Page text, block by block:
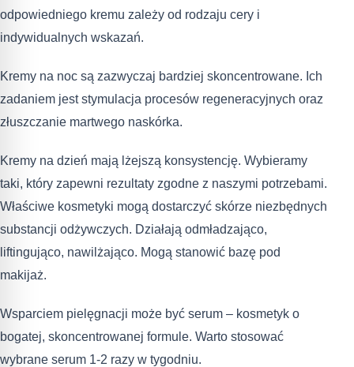
odpowiedniego kremu zależy od rodzaju cery i
indywidualnych wskazań.
Kremy na noc są zazwyczaj bardziej skoncentrowane. Ich
zadaniem jest stymulacja procesów regeneracyjnych oraz
złuszczanie martwego naskórka.
Kremy na dzień mają lżejszą konsystencję. Wybieramy
taki, który zapewni rezultaty zgodne z naszymi potrzebami.
Właściwe kosmetyki mogą dostarczyć skórze niezbędnych
substancji odżywczych. Działają odmładzająco,
liftingująco, nawilżająco. Mogą stanowić bazę pod
makijaż.
Wsparciem pielęgnacji może być serum – kosmetyk o
bogatej, skoncentrowanej formule. Warto stosować
wybrane serum 1-2 razy w tygodniu.